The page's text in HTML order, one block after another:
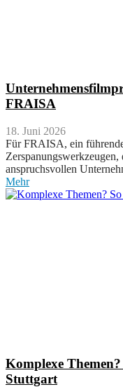
FRAISA
18. Juni 2026
Für FRAISA, ein
anspruchsvollen
Mehr
Komplexe
Stuttgart